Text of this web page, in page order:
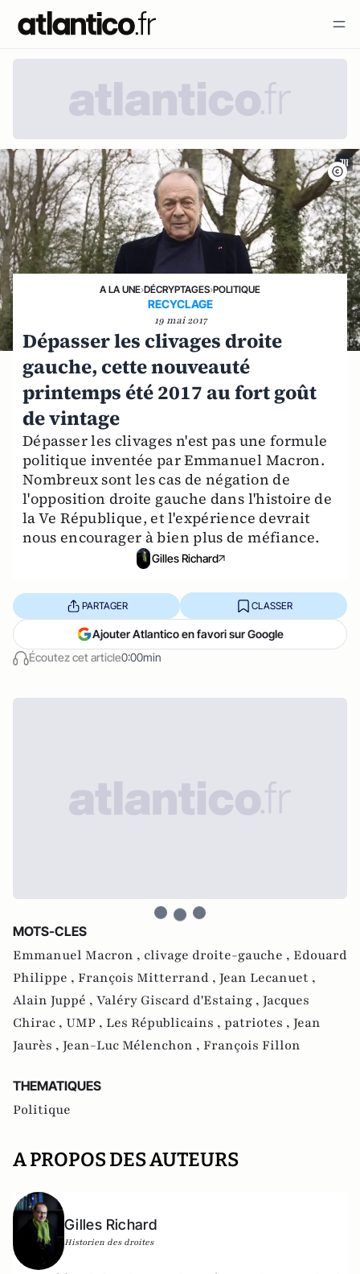
A LA UNE›DÉCRYPTAGES›POLITIQUE
RECYCLAGE
19 mai 2017
Dépasser les clivages droite
gauche, cette nouveauté
printemps été 2017 au fort goût
de vintage
Dépasser les clivages n'est pas une formule
politique inventée par Emmanuel Macron.
Nombreux sont les cas de négation de
l'opposition droite gauche dans l'histoire de
la Ve République, et l'expérience devrait
nous encourager à bien plus de méfiance.
Gilles Richard
Écoutez cet article0:00min
PARTAGER CLASSER
Ajouter Atlantico en favori sur Google
MOTS-CLES
Emmanuel Macron , clivage droite-gauche , Edouard
Philippe , François Mitterrand , Jean Lecanuet ,
Alain Juppé , Valéry Giscard d'Estaing , Jacques
Chirac , UMP , Les Républicains , patriotes , Jean
Jaurès , Jean-Luc Mélenchon , François Fillon
THEMATIQUES
Politique
A PROPOS DES AUTEURS
Gilles Richard
Historien des droites